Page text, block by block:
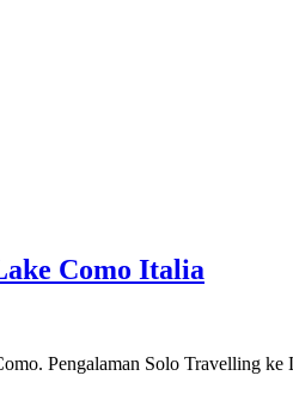
Como Italia
Pengalaman Solo Travelling